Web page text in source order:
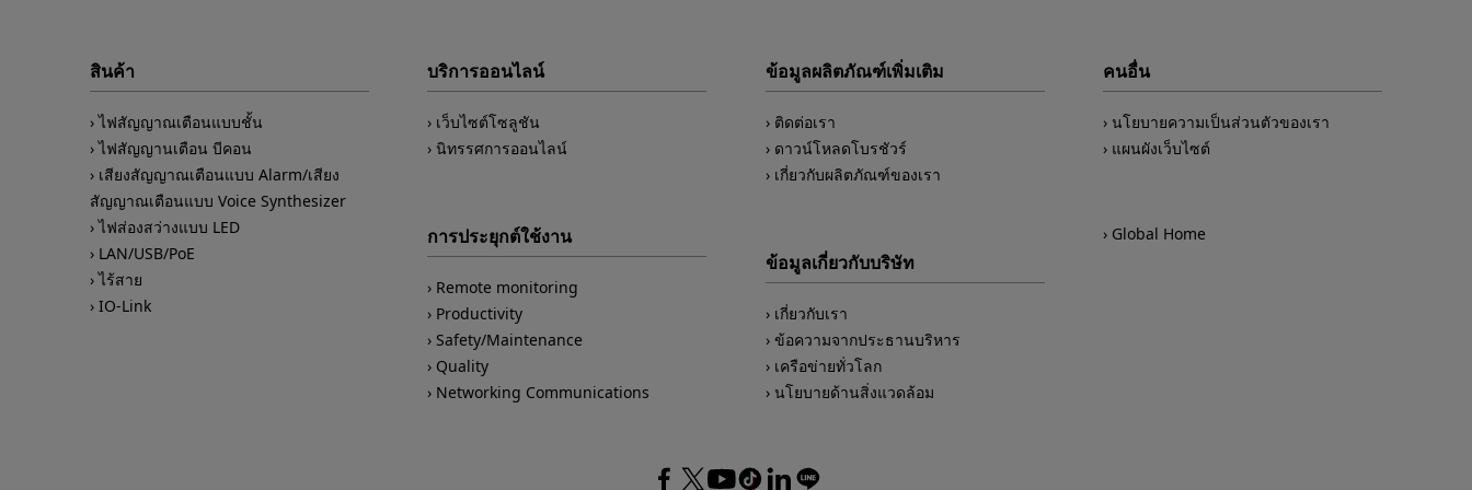
สินค้า
ไฟสัญญาณเตือนแบบชั้น
ไฟสัญญานเตือน บีคอน
เสียงสัญญาณเตือนแบบ Alarm/เสียง
สัญญาณเตือนแบบ Voice Synthesizer
ไฟส่องสว่างแบบ LED
LAN/USB/PoE
ไร้สาย
IO-Link
บริการออนไลน์
เว็บไซต์โซลูชัน
นิทรรศการออนไลน์
การประยุกต์ใช้งาน
Remote monitoring
Productivity
Safety/Maintenance
Quality
Networking Communications
ข้อมูลผลิตภัณฑ์เพิ่มเติม
ติดต่อเรา
ดาวน์โหลดโบรชัวร์
เกี่ยวกับผลิตภัณฑ์ของเรา
ข้อมูลเกี่ยวกับบริษัท
เกี่ยวกับเรา
ข้อความจากประธานบริหาร
เครือข่ายทั่วโลก
นโยบายด้านสิ่งแวดล้อม
คนอื่น
นโยบายความเป็นส่วนตัวของเรา
แผนผังเว็บไซต์
Global Home